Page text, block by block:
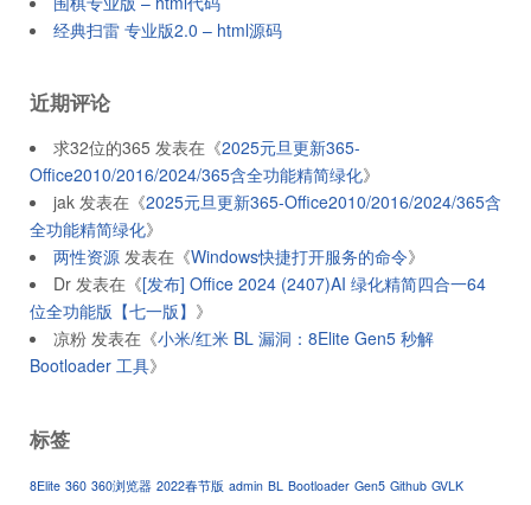
经典扫雷 专业版2.0 – html源码
近期评论
求32位的365 发表在《2025元旦更新365-
Office2010/2016/2024/365含全功能精简绿化》
jak 发表在《2025元旦更新365-Office2010/2016/2024/365含
全功能精简绿化》
两性资源 发表在《Windows快捷打开服务的命令》
Dr 发表在《[发布] Office 2024 (2407)AI 绿化精简四合一64
位全功能版【七一版】 》
凉粉 发表在《小米/红米 BL 漏洞：8Elite Gen5 秒解
Bootloader 工具》
标签
8Elite 360 360浏览器 2022春节版 admin BL Bootloader Gen5 Github GVLK